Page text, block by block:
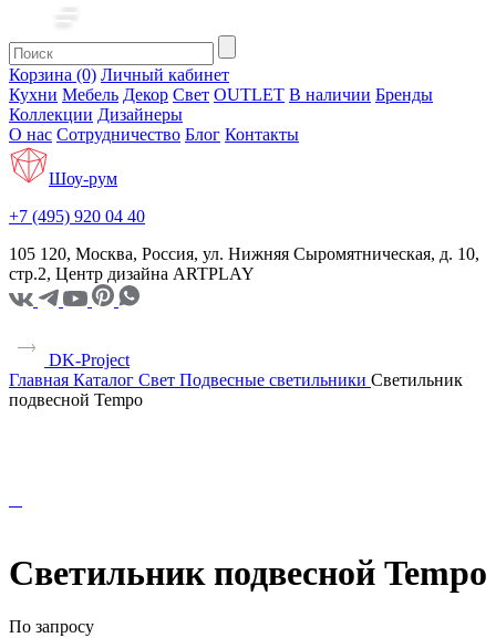
Корзина (0) Личный кабинет
Кухни Мебель Декор Свет OUTLET В наличии Бренды
Коллекции Дизайнеры
О нас Сотрудничество Блог Контакты
Шоу-рум
+7 (495) 920 04 40
105 120, Москва, Россия, ул. Нижняя Сыромятническая, д. 10,
стр.2, Центр дизайна ARTPLAY
DK-Project
Главная Каталог Свет Подвесные светильники Светильник
подвесной Tempo
Светильник подвесной Tempo
По запросу